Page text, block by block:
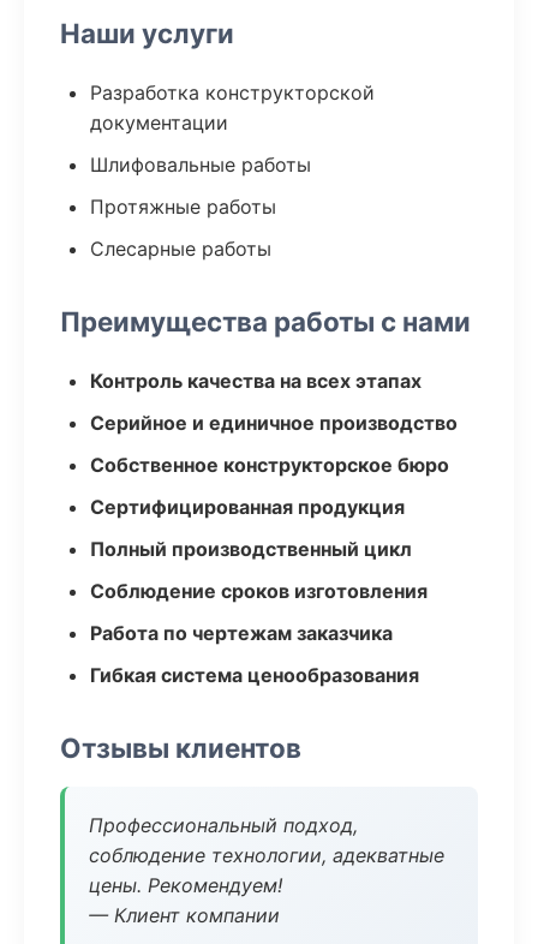
Наши услуги
Разработка конструкторской
документации
Шлифовальные работы
Протяжные работы
Слесарные работы
Преимущества работы с нами
Контроль качества на всех этапах
Серийное и единичное производство
Собственное конструкторское бюро
Сертифицированная продукция
Полный производственный цикл
Соблюдение сроков изготовления
Работа по чертежам заказчика
Гибкая система ценообразования
Отзывы клиентов
Профессиональный подход,
соблюдение технологии, адекватные
цены. Рекомендуем!
— Клиент компании